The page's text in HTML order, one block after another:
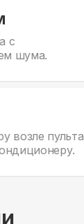
с
шума.
возле пульта